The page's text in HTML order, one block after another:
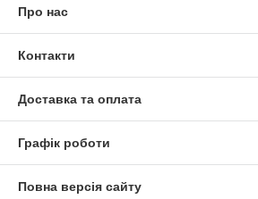
Про нас
Контакти
Доставка та оплата
Графік роботи
Повна версія сайту